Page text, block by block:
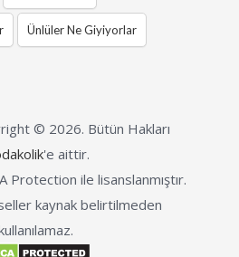
Ünlüler Ne Giyiyorlar
© 2026. Bütün Hakları
'e aittir.
Protection ile lisanslanmıştır.
kaynak belirtilmeden